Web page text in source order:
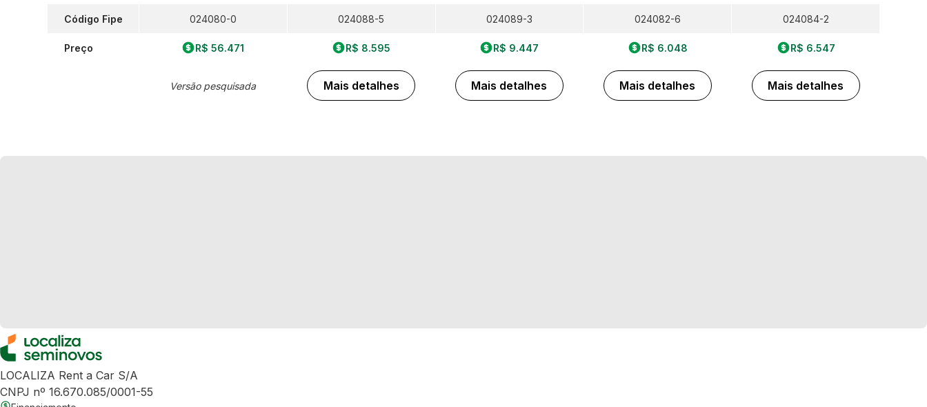
Código Fipe
Preço
024080-0
R$ 56.471
Versão pesquisada
024088-5
R$ 8.595
Mais detalhes
024089-3
R$ 9.447
Mais detalhes
024082-6
R$ 6.048
Mais detalhes
024084-2
R$ 6.547
Mais detalhes
LOCALIZA Rent a Car S/A
CNPJ nº 16.670.085/0001-55